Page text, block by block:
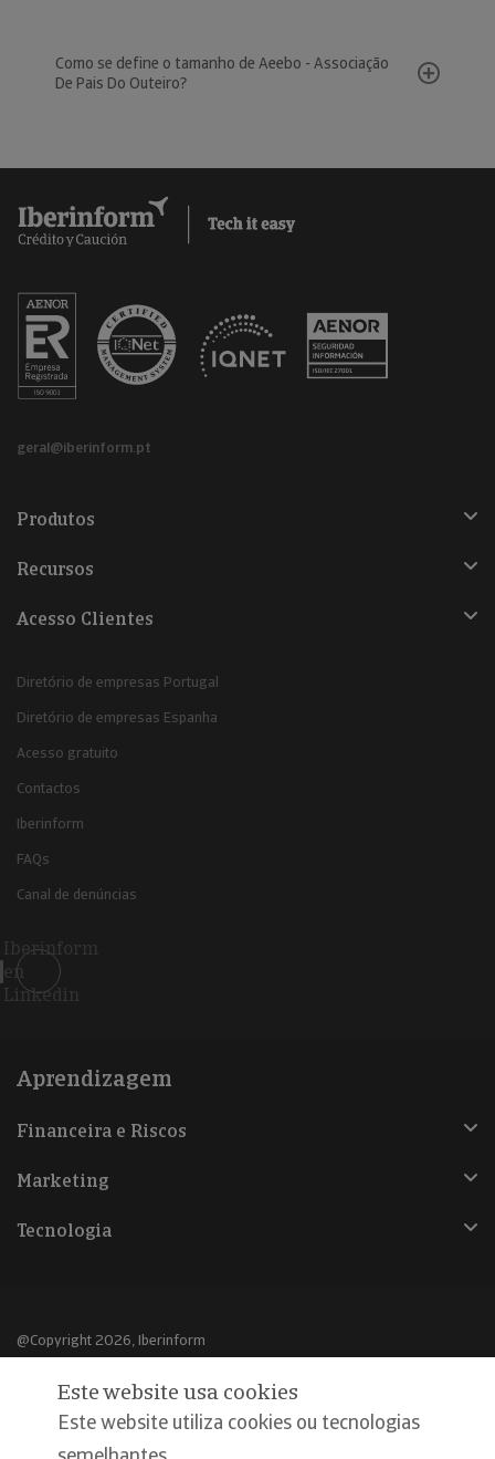
Como se define o tamanho de Aeebo - Associação
De Pais Do Outeiro?
geral@iberinform.pt
Produtos
Recursos
Acesso Clientes
Diretório de empresas Portugal
Diretório de empresas Espanha
Acesso gratuito
Contactos
Iberinform
FAQs
Canal de denúncias
Iberinform
en
Linkedin
Aprendizagem
Financeira e Riscos
Marketing
Tecnologia
@Copyright 2026, Iberinform
Aviso legal
Política de cookies
Este website usa cookies
Este website utiliza cookies ou tecnologias